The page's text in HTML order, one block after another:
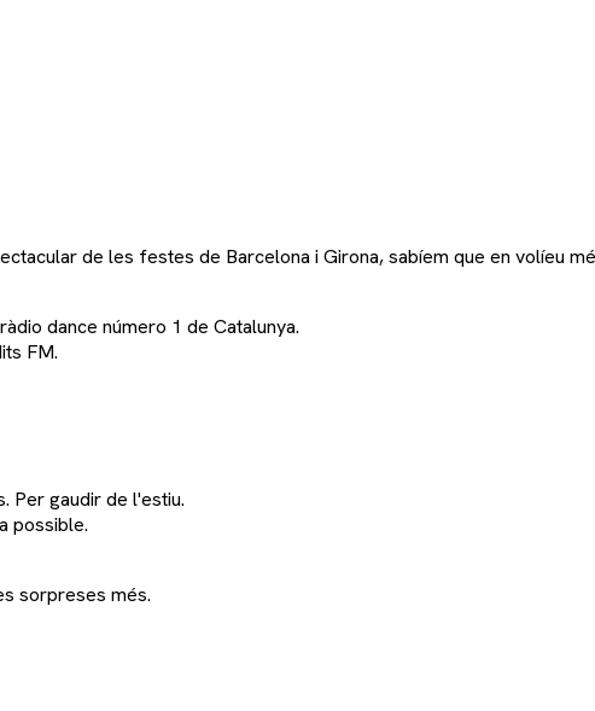
de les festes de Barcelona i Girona, sabíem que en volíeu
dance número 1 de Catalunya.
FM.
Per gaudir de l'estiu.
possible.
sorpreses més.